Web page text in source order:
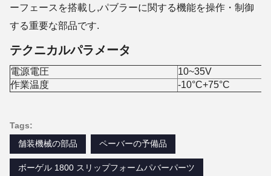
ーフェースを搭載し,パブラーに関する機能を操作・制御
する重要な部品です.
テクニカルパラメータ
電源電圧
10~35V
作業温度
-10°C+75°C
Tags:
舗装機械の部品
ペーバーの予備品
ボーゲル 1800 スリップフォームパバーパーツ